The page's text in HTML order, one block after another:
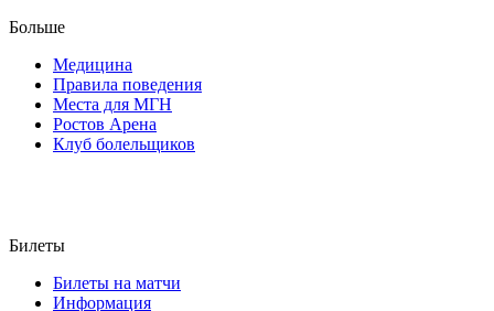
Больше
Медицина
Правила поведения
Места для МГН
Ростов Арена
Клуб болельщиков
Билеты
Билеты на матчи
Информация